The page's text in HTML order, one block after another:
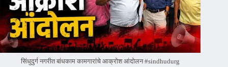
सिंधुदुर्ग नगरीत बांधकाम कामगारांचे आक्रोश आंदोलन #sindhudurg